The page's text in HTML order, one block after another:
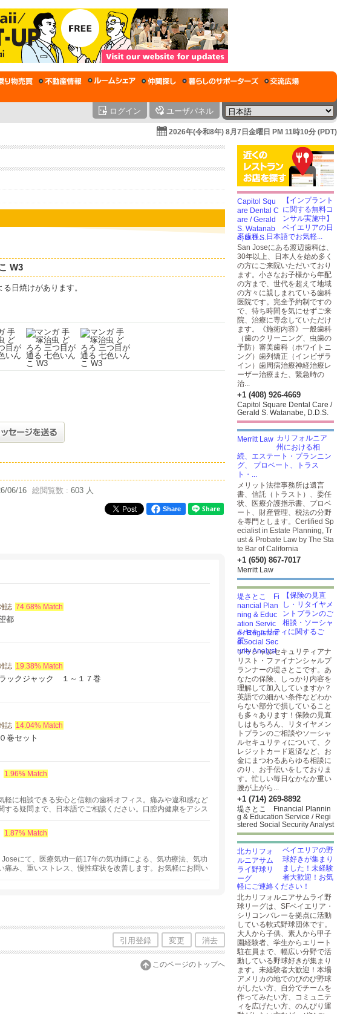
ログイン ユーザパネル
2026年(令和8年) 8月7日金曜日 PM 11時10分 (PDT)
W3
日焼けがあります。
06/16 総閲覧数 : 603 人
Share
誌 74.68% Match
都
誌 19.38% Match
ックジャック １～１７巻
誌 14.04% Match
巻セット
1.96% Match
軽に相談できる安心と信頼の歯科オフィス。痛みや違和感など
する疑問まで、日本語でご相談ください。口腔内健康をアシス
治療方法を提供致します。
1.87% Match
にて、医療気功一筋17年の気功師による、気功療法、気功
痛み、重いストレス、慢性症状を改善します。お気軽にお問い
引用登録 変更 消去
このページのトップへ
【インプラント
に関する無料コ
ンサル実施中】
ベイエリアの日
系歯科。日本語でお気軽...
San Joseにある渡辺歯科は、
30年以上、日本人を始め多く
の方にご来院いただいており
ます。小さなお子様から年配
の方まで、世代を超えて地域
の方々に親しまれている歯科
医院です。完全予約制ですの
で、待ち時間を気にせずご来
院、治療に専念していただけ
ます。《施術内容》一般歯科
（歯のクリーニング、虫歯の
予防）審美歯科（ホワイトニ
ング）歯列矯正（インビザラ
イン）歯周病治療神経治療レ
ーザー治療また、緊急時の
治...
+1 (408) 926-4669
Capitol Square Dental Care /
Gerald S. Watanabe, D.D.S.
カリフォルニア
州における相
続、エステート・プランニン
グ、 プロベート、トラス
ト・...
メリット法律事務所は遺言
書、信託（トラスト）、委任
状、医療介護指示書、プロベ
ート、財産管理、税法の分野
を専門とします。Certified Sp
ecialist in Estate Planning, Tr
ust & Probate Law by The Sta
te Bar of California
+1 (650) 867-7017
Merritt Law
【保険の見直
し・リタイヤメ
ントプランのご
相談・ソーシャ
ルセキュリティに関するご
質...
ソーシャルセキュリティアナ
リスト・ファイナンシャルプ
ランナーの堤さとこです。あ
なたの保険、しっかり内容を
理解して加入していますか？
英語での細かい条件などわか
らない部分で損していること
も多々あります！保険の見直
しはもちろん、リタイヤメン
トプランのご相談やソーシャ
ルセキュリティについて、ク
レジットカード返済など、お
金にまつわるあらゆる相談に
のり、お手伝いをしておりま
す。忙しい毎日なかなか重い
腰が上がら...
+1 (714) 269-8892
堤さとこ Financial Plannin
g & Education Service / Regi
stered Social Security Analyst
ベイエリアの野
球好きが集まり
ました！未経験
者大歓迎！お気
軽にご連絡ください！
北カリフォルニアサムライ野
球リーグは、SFベイエリア・
シリコンバレーを拠点に活動
している軟式野球団体です。
大人から子供、素人から甲子
園経験者、学生からエリート
駐在員まで、幅広い分野で活
動している野球好きが集まり
ます。未経験者大歓迎！本場
アメリカの地でのびのび野球
がしたい方、自分でチームを
作ってみたい方、コミュニテ
ィを広げたい方、のんびり運